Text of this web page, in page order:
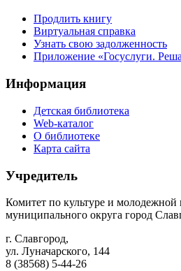
Продлить книгу
Виртуальная справка
Узнать свою задолженность
Приложение «Госуслуги.
Информация
Детская библиотека
Web-каталог
О библиотеке
Карта сайта
Учредитель
Комитет по культуре и
муниципального округа город
г. Славгород,
ул. Луначарского, 144
8 (38568) 5-44-26